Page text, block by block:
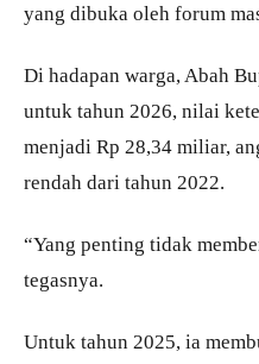
yang dibuka oleh forum
Di hadapan warga, Abah
untuk tahun 2026, nilai
menjadi Rp 28,34 miliar,
rendah dari tahun 2022.
“Yang penting tidak
tegasnya.
Untuk tahun 2025, ia